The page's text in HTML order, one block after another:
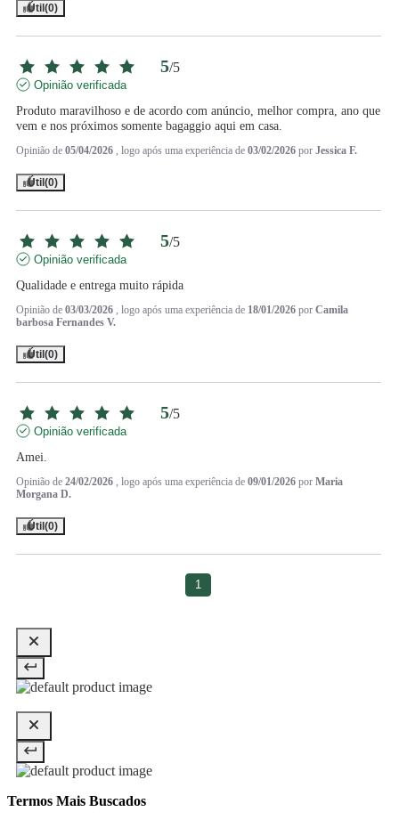
Útil(0)
5/5
Opinião verificada
Produto maravilhoso e de acordo com anúncio, melhor compra, ano que
vem e nos próximos somente bagaggio aqui em casa.
Opinião de 05/04/2026 , logo após uma experiência de 03/02/2026 por Jessica F.
Útil(0)
5/5
Opinião verificada
Qualidade e entrega muito rápida
Opinião de 03/03/2026 , logo após uma experiência de 18/01/2026 por Camila
barbosa Fernandes V.
Útil(0)
5/5
Opinião verificada
Amei.
Opinião de 24/02/2026 , logo após uma experiência de 09/01/2026 por Maria
Morgana D.
Útil(0)
1
Termos Mais Buscados